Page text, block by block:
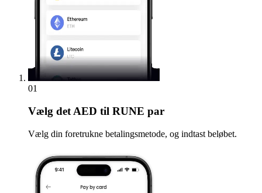
01
Vælg det AED til RUNE par
Vælg din foretrukne betalingsmetode, og indtast beløbet.